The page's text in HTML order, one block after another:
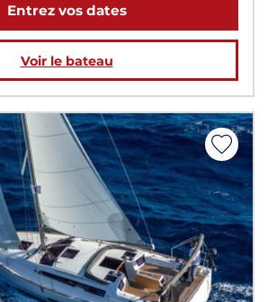
Entrez vos dates
Voir le bateau